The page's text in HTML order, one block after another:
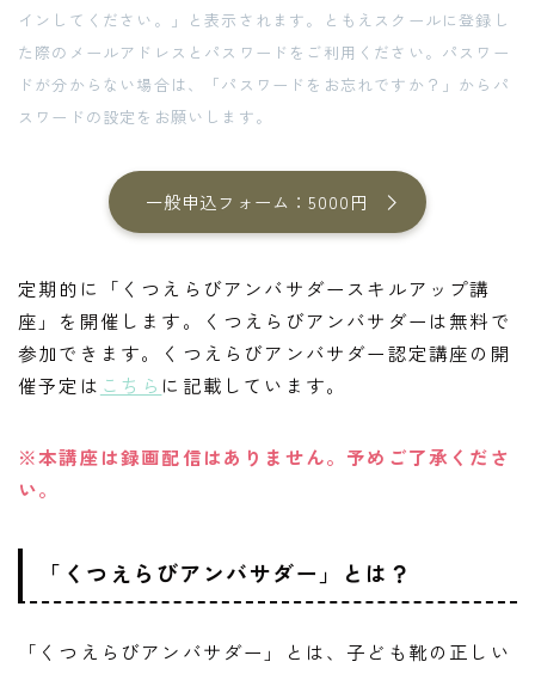
インしてください。」と表示されます。ともえスクールに登録し
た際のメールアドレスとパスワードをご利用ください。パスワー
ドが分からない場合は、「パスワードをお忘れですか？」からパ
スワードの設定をお願いします。
一般申込フォーム：5000円
定期的に「くつえらびアンバサダースキルアップ講
座」を開催します。くつえらびアンバサダーは無料で
参加できます。くつえらびアンバサダー認定講座の開
催予定は こちら に記載しています。
※本講座は録画配信はありません。予めご了承くださ
い。
「くつえらびアンバサダー」とは？
「くつえらびアンバサダー」とは、子ども靴の正しい